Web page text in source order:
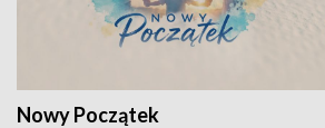
Nowy Początek